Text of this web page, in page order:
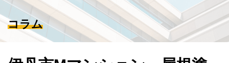
コラム